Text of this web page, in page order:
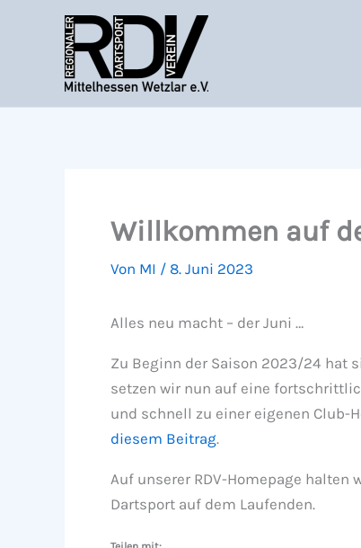
Willkommen auf
Von MI / 8. Juni 2023
Alles neu macht – der Juni …
Zu Beginn der Saison 2023/24 hat
setzen wir nun auf eine
und schnell zu einer eigenen Club-
diesem Beitrag.
Auf unserer RDV-Homepage
Dartsport auf dem Laufenden.